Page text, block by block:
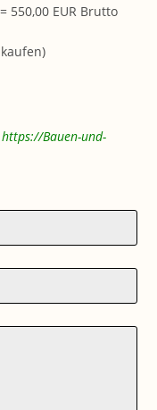
550,00 EUR Brutto
https://Bauen-und-